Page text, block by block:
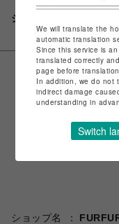
シェアする
ショップ名
We will translate the
automatic translation
Since this service is
translated correctly
page before translation.
In addition, we do not
indirect damage
understanding in
Switch